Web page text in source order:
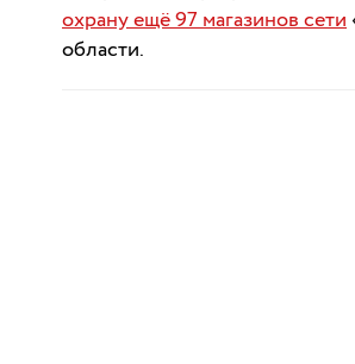
охрану ещё 97 магазинов сети
области.